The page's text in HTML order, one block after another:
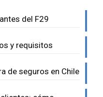
del F29
y requisitos
de seguros en Chile